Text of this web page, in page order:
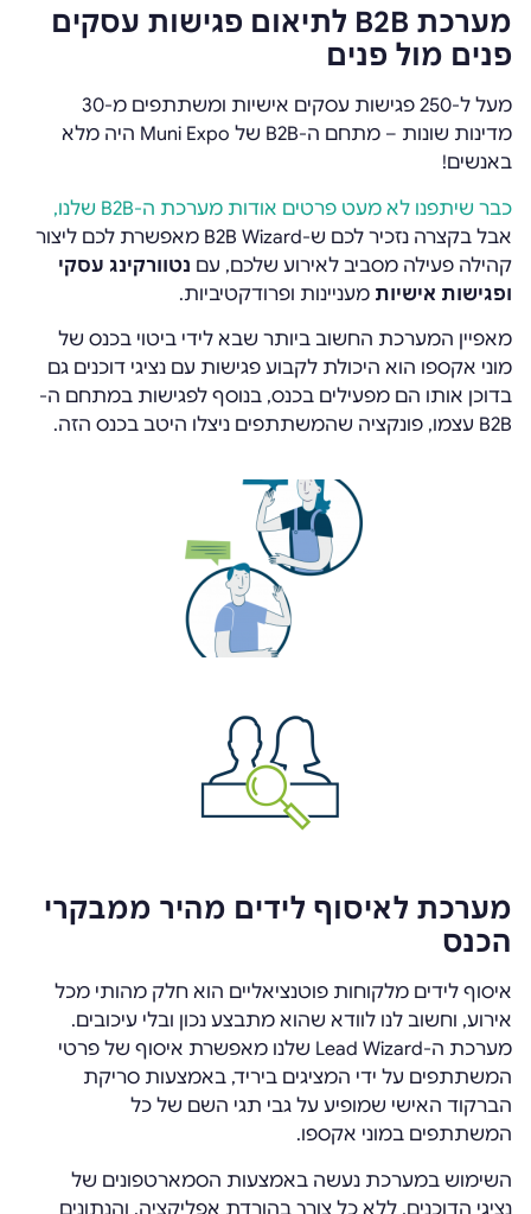
מערכת B2B לתיאום פגישות עסקים
פנים מול פנים
מעל ל-250 פגישות עסקים אישיות ומשתתפים מ-30
מדינות שונות – מתחם ה-B2B של Muni Expo היה מלא
באנשים!
כבר שיתפנו לא מעט פרטים אודות מערכת ה-B2B שלנו,
אבל בקצרה נזכיר לכם ש-B2B Wizard מאפשרת לכם ליצור
קהילה פעילה מסביב לאירוע שלכם, עם נטוורקינג עסקי
ופגישות אישיות מעניינות ופרודקטיביות.
מאפיין המערכת החשוב ביותר שבא לידי ביטוי בכנס של
מוני אקספו הוא היכולת לקבוע פגישות עם נציגי דוכנים גם
בדוכן אותו הם מפעילים בכנס, בנוסף לפגישות במתחם ה-
B2B עצמו, פונקציה שהמשתתפים ניצלו היטב בכנס הזה.
מערכת לאיסוף לידים מהיר ממבקרי
הכנס
איסוף לידים מלקוחות פוטנציאליים הוא חלק מהותי מכל
אירוע, וחשוב לנו לוודא שהוא מתבצע נכון ובלי עיכובים.
מערכת ה-Lead Wizard שלנו מאפשרת איסוף של פרטי
המשתתפים על ידי המציגים ביריד, באמצעות סריקת
הברקוד האישי שמופיע על גבי תגי השם של כל
המשתתפים במוני אקספו.
השימוש במערכת נעשה באמצעות הסמארטפונים של
נציגי הדוכנים, ללא כל צורך בהורדת אפליקציה, והנתונים